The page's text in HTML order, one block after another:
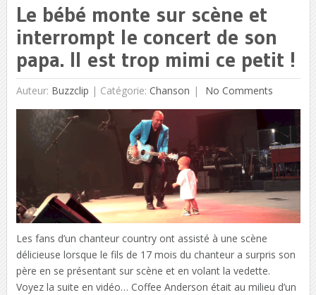
Le bébé monte sur scène et
interrompt le concert de son
papa. Il est trop mimi ce petit !
Auteur: Buzzclip | Catégorie: Chanson No Comments
Les fans d’un chanteur country ont assisté à une scène
délicieuse lorsque le fils de 17 mois du chanteur a surpris son
père en se présentant sur scène et en volant la vedette.
Voyez la suite en vidéo… Coffee Anderson était au milieu d’un